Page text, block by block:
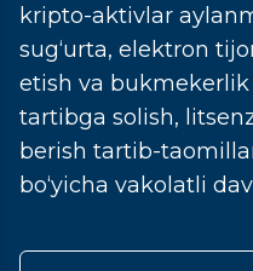
kripto-aktivlar
sug‘urta, elektron
etish va
tartibga solish,
berish tartib-
bo‘yicha vakolatli